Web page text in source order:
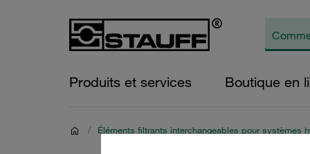
Produits et services Boutique en
/ Éléments filtrants interchangeables pour systèmes